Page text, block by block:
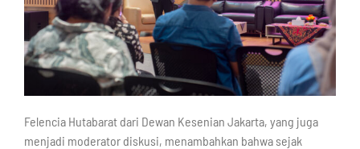
Felencia Hutabarat dari Dewan Kesenian Jakarta, yang juga
menjadi moderator diskusi, menambahkan bahwa sejak